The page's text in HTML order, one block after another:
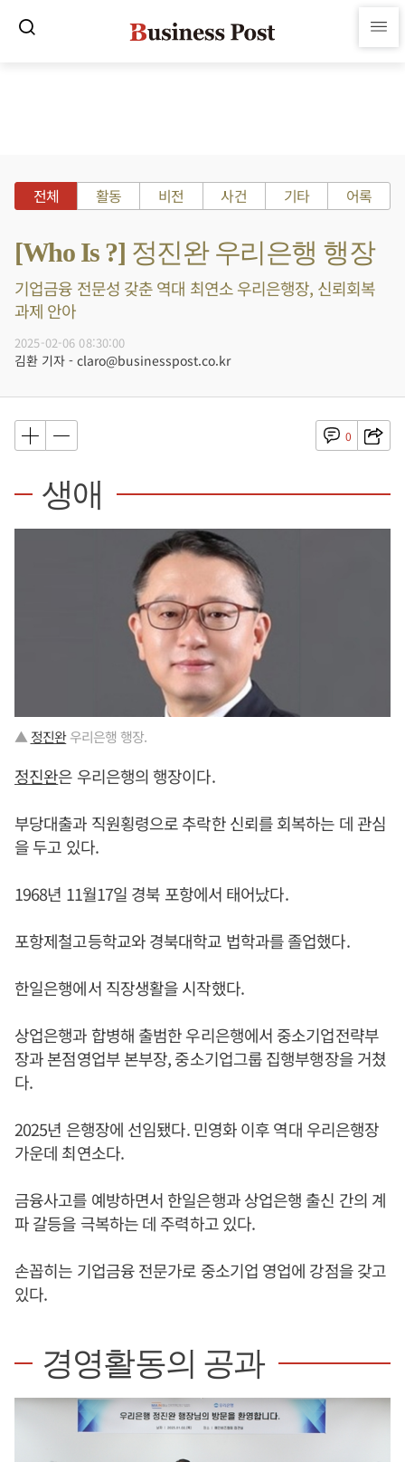
전체 활동 비전 사건 기타 어록
[Who Is ?] 정진완 우리은행 행장
기업금융 전문성 갖춘 역대 최연소 우리은행장, 신뢰회복
과제 안아
2025-02-06 08:30:00
김환 기자 - claro@businesspost.co.kr
0
생애
▲ 정진완우리은행 행장.
정진완은 우리은행의 행장이다.
부당대출과 직원횡령으로 추락한 신뢰를 회복하는 데 관심
을 두고 있다.
1968년 11월17일 경북 포항에서 태어났다.
포항제철고등학교와 경북대학교 법학과를 졸업했다.
한일은행에서 직장생활을 시작했다.
상업은행과 합병해 출범한 우리은행에서 중소기업전략부
장과 본점영업부 본부장, 중소기업그룹 집행부행장을 거쳤
다.
2025년 은행장에 선임됐다. 민영화 이후 역대 우리은행장
가운데 최연소다.
금융사고를 예방하면서 한일은행과 상업은행 출신 간의 계
파 갈등을 극복하는 데 주력하고 있다.
손꼽히는 기업금융 전문가로 중소기업 영업에 강점을 갖고
있다.
경영활동의 공과